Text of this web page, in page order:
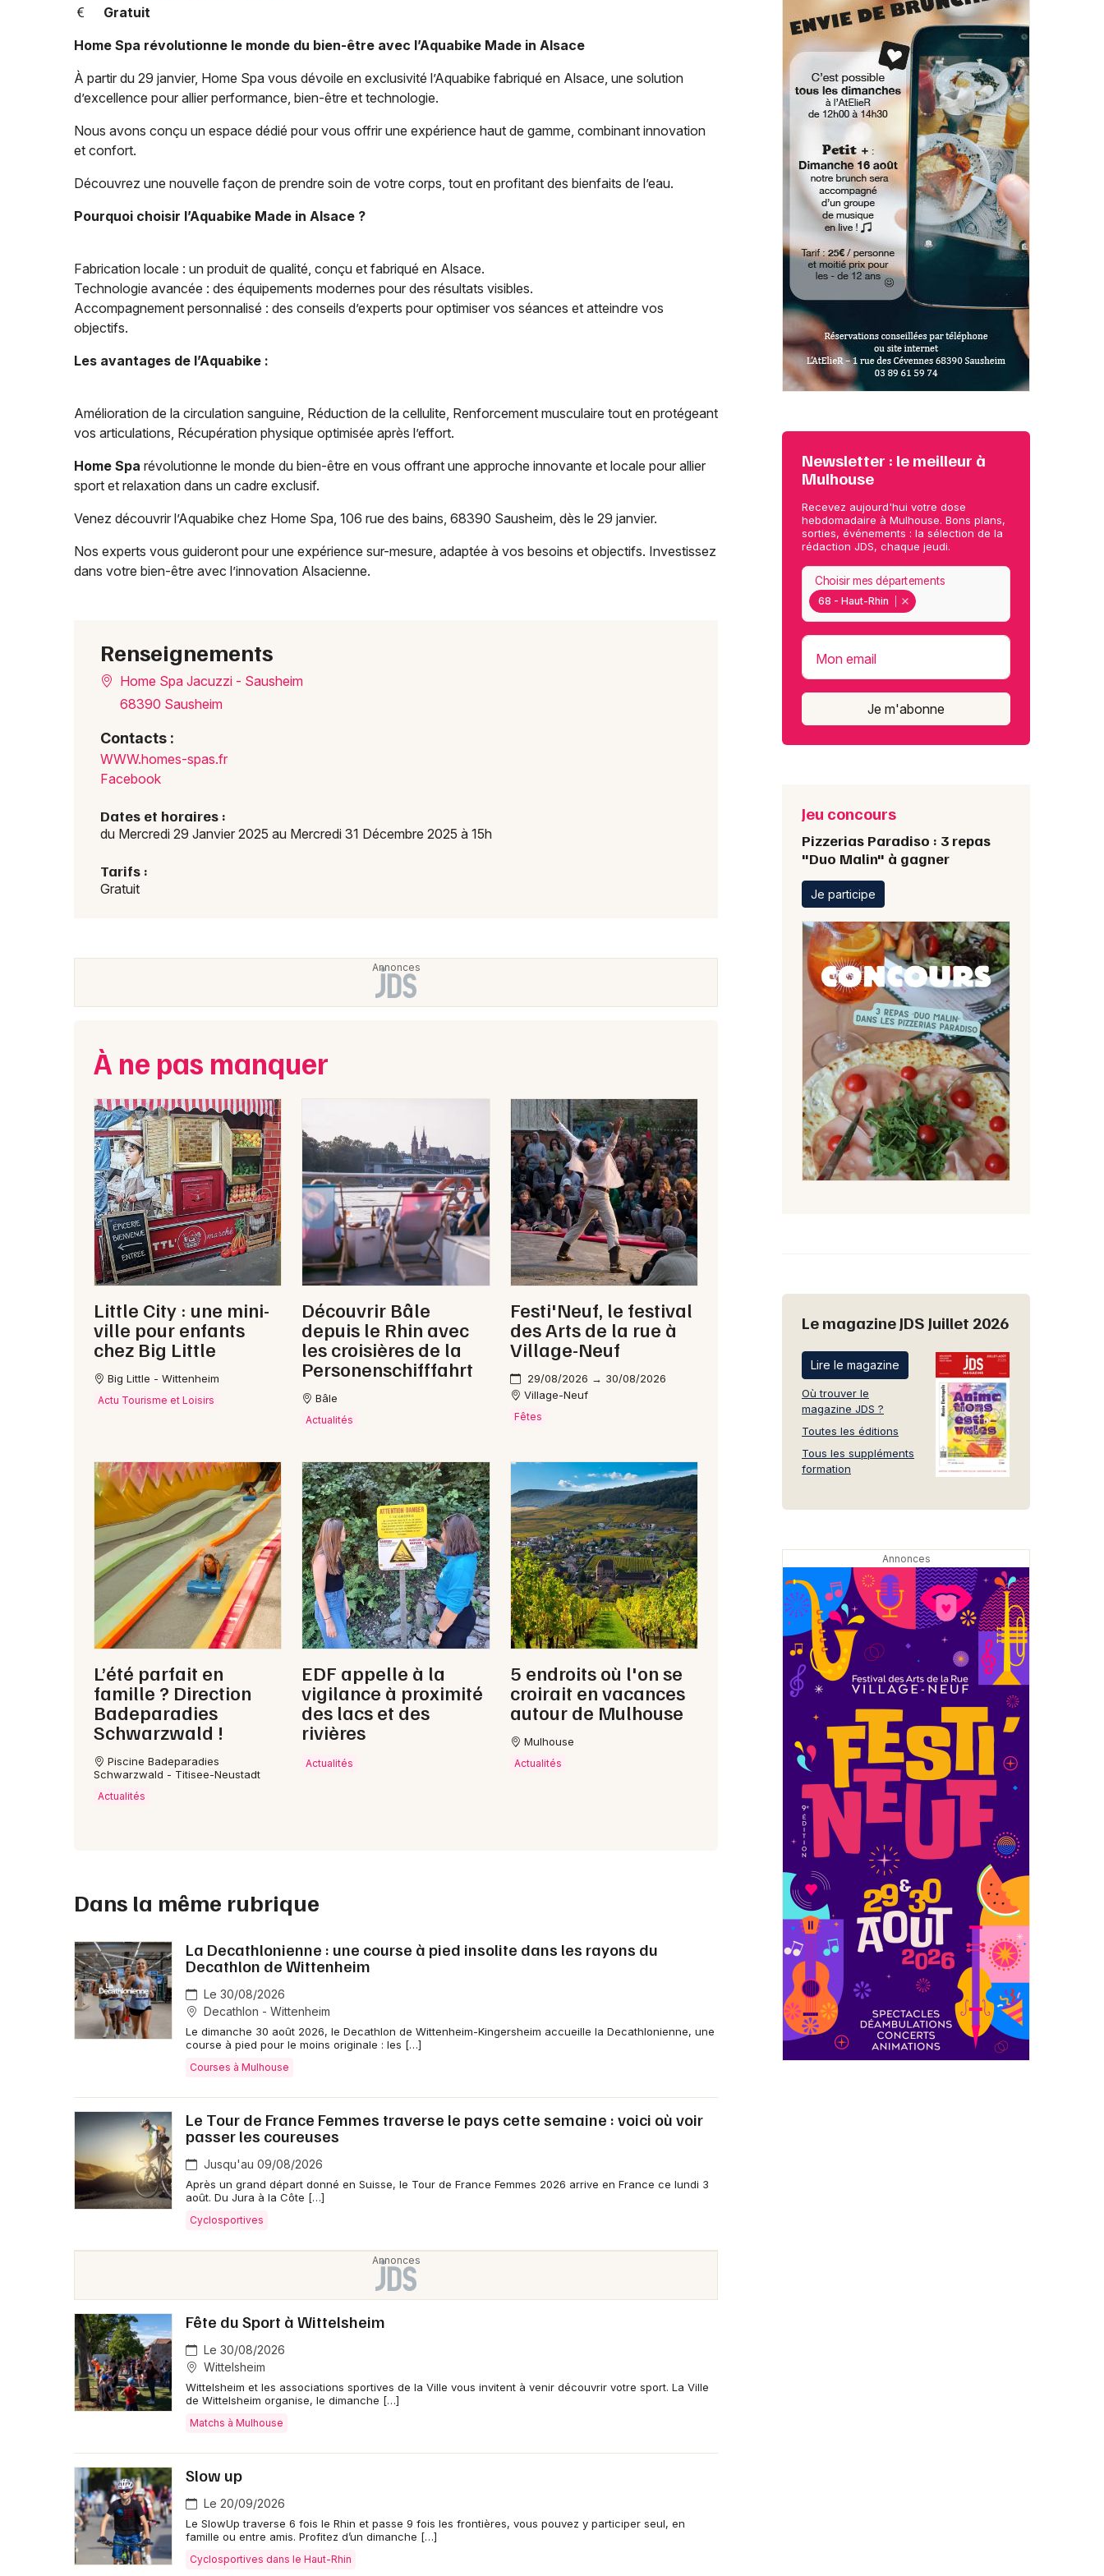
Concerts
Sports
Sports dans le Haut-Rhin
Sports en Alsace
Montpellier
Nantes
Strasbourg
Gratuit
Home Spa révolutionne le monde du bien-être avec l’Aquabike Made in Alsace
À partir du 29 janvier, Home Spa vous dévoile en exclusivité l’Aquabike fabriqué en Alsace, une solution
d’excellence pour allier performance, bien-être et technologie.
Nous avons conçu un espace dédié pour vous offrir une expérience haut de gamme, combinant innovation
et confort.
Découvrez une nouvelle façon de prendre soin de votre corps, tout en profitant des bienfaits de l’eau.
Pourquoi choisir l’Aquabike Made in Alsace ?
Fabrication locale : un produit de qualité, conçu et fabriqué en Alsace.
Technologie avancée : des équipements modernes pour des résultats visibles.
Accompagnement personnalisé : des conseils d’experts pour optimiser vos séances et atteindre vos
objectifs.
Les avantages de l’Aquabike :
Amélioration de la circulation sanguine, Réduction de la cellulite, Renforcement musculaire tout en protégeant
vos articulations, Récupération physique optimisée après l’effort.
Home Spa révolutionne le monde du bien-être en vous offrant une approche innovante et locale pour allier
sport et relaxation dans un cadre exclusif.
Venez découvrir l’Aquabike chez Home Spa, 106 rue des bains, 68390 Sausheim, dès le 29 janvier.
Nos experts vous guideront pour une expérience sur-mesure, adaptée à vos besoins et objectifs. Investissez
dans votre bien-être avec l’innovation Alsacienne.
Renseignements
Home Spa Jacuzzi - Sausheim
68390 Sausheim
Contacts :
WWW.homes-spas.fr
Facebook
Dates et horaires :
du Mercredi 29 Janvier 2025 au Mercredi 31 Décembre 2025 à 15h
Tarifs :
Gratuit
À ne pas manquer
Little City : une mini-
ville pour enfants
chez Big Little
Big Little - Wittenheim
Actu Tourisme et Loisirs
Découvrir Bâle
depuis le Rhin avec
les croisières de la
Personenschifffahrt
Bâle
Actualités
Festi'Neuf, le festival
des Arts de la rue à
Village-Neuf
29/08/2026 → 30/08/2026
Village-Neuf
Fêtes
L’été parfait en
famille ? Direction
Badeparadies
Schwarzwald !
Piscine Badeparadies
Schwarzwald - Titisee-Neustadt
Actualités
EDF appelle à la
vigilance à proximité
des lacs et des
rivières
Actualités
5 endroits où l'on se
croirait en vacances
autour de Mulhouse
Mulhouse
Actualités
Dans la même rubrique
La Decathlonienne : une course à pied insolite dans les rayons du
Decathlon de Wittenheim
Le 30/08/2026
Decathlon - Wittenheim
Le dimanche 30 août 2026, le Decathlon de Wittenheim-Kingersheim accueille la Decathlonienne, une
course à pied pour le moins originale : les […]
Courses à Mulhouse
Le Tour de France Femmes traverse le pays cette semaine : voici où voir
passer les coureuses
Jusqu'au 09/08/2026
Après un grand départ donné en Suisse, le Tour de France Femmes 2026 arrive en France ce lundi 3
août. Du Jura à la Côte […]
Cyclosportives
Fête du Sport à Wittelsheim
Le 30/08/2026
Wittelsheim
Wittelsheim et les associations sportives de la Ville vous invitent à venir découvrir votre sport. La Ville
de Wittelsheim organise, le dimanche […]
Matchs à Mulhouse
Slow up
Le 20/09/2026
Le SlowUp traverse 6 fois le Rhin et passe 9 fois les frontières, vous pouvez y participer seul, en
famille ou entre amis. Profitez d’un dimanche […]
Cyclosportives dans le Haut-Rhin
Newsletter : le meilleur à
Mulhouse
Recevez aujourd'hui votre dose
hebdomadaire à Mulhouse. Bons plans,
sorties, événements : la sélection de la
rédaction JDS, chaque jeudi.
68 - Haut-Rhin
Choisir mes départements
Mon email
Je m'abonne
Jeu concours
Pizzerias Paradiso : 3 repas
"Duo Malin" à gagner
Je participe
Le magazine JDS Juillet 2026
Lire le magazine
Où trouver le
magazine JDS ?
Toutes les éditions
Tous les suppléments
formation